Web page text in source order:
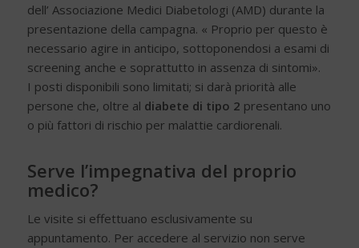
dell’ Associazione Medici Diabetologi (AMD) durante la
presentazione della campagna. « Proprio per questo è
necessario agire in anticipo, sottoponendosi a esami di
screening anche e soprattutto in assenza di sintomi».
I posti disponibili sono limitati; si darà priorità alle
persone che, oltre al diabete di tipo 2 presentano uno
o più fattori di rischio per malattie cardiorenali.
Serve l’impegnativa del proprio
medico?
Le visite si effettuano esclusivamente su
appuntamento. Per accedere al servizio non serve